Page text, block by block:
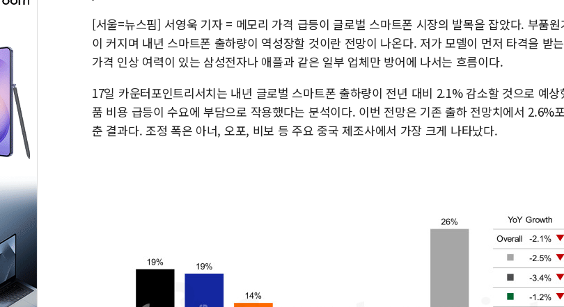
李대통령,
[서울=뉴스핌] 서영욱 기자 = 메모리 가격 급등이 글로벌 스마트폰 시장의 발목을 잡았다. 부품원
이 커지며 내년 스마트폰 출하량이 역성장할 것이란 전망이 나온다. 저가 모델이 먼저 타격을 받
가격 인상 여력이 있는 삼성전자나 애플과 같은 일부 업체만 방어에 나서는 흐름이다.
17일 카운터포인트리서치는 내년 글로벌 스마트폰 출하량이 전년 대비 2.1% 감소할 것으로 예상
품 비용 급등이 수요에 부담으로 작용했다는 분석이다. 이번 전망은 기존 출하 전망치에서 2.6%
춘 결과다. 조정 폭은 아너, 오포, 비보 등 주요 중국 제조사에서 가장 크게 나타났다.